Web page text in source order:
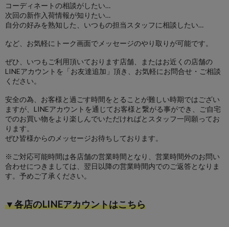
コーディネートの相談がしたい…
次回の新作入荷情報が知りたい…
自分の好みを熟知した、いつもの担当スタッフに相談したい…
など、お気軽にトーク画面でメッセージのやり取りが可能です。
ぜひ、いつもご利用頂いております店舗、またはお近くの店舗の
LINEアカウントを「お友達追加」頂き、お気軽にお問合せ・ご相談
ください。
安全の為、お客様と過ごす時間をとることが難しい時期ではござい
ますが、LINEアカウントを通じてお客様と繋がる事ができ、ご自宅
でのお買い物をより楽しんでいただければとスタッフ一同願ってお
ります。
ぜひ皆様からのメッセージお待ちしております。
※ご対応可能時間は各店舗の営業時間となり、営業時間外のお問い
合わせにつきましては、翌日以降の営業時間内でのご返答となりま
す。予めご了承ください。
▼各店のLINEアカウントはこちら